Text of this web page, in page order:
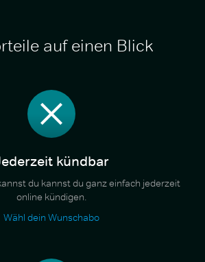
auf einen Blick
kündbar
du kannst du ganz einfach jederzeit
online kündigen.
Wähl dein Wunschabo